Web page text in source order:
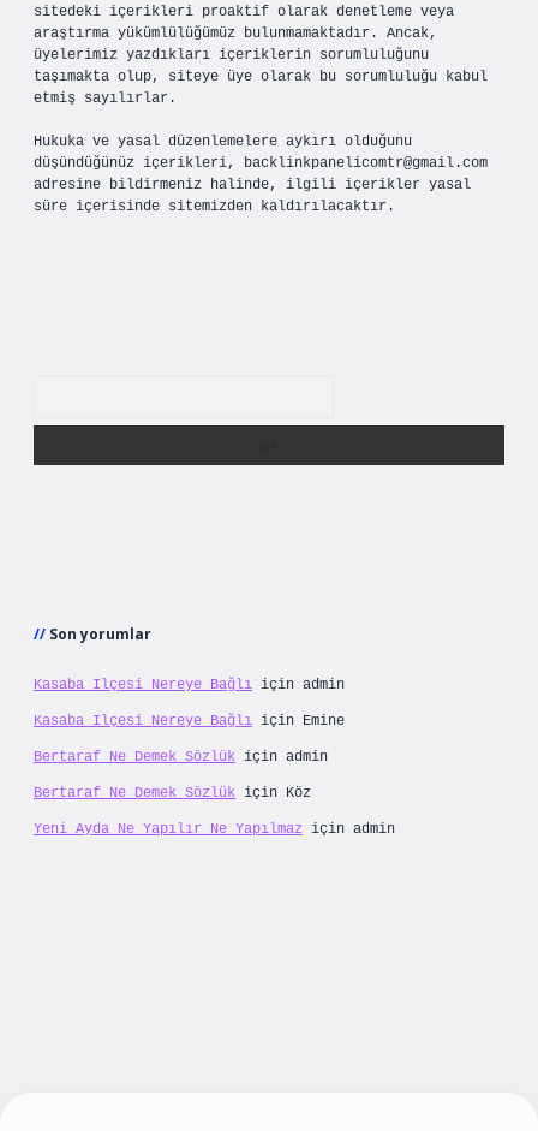
sitedeki içerikleri proaktif olarak denetleme veya
araştırma yükümlülüğümüz bulunmamaktadır. Ancak,
üyelerimiz yazdıkları içeriklerin sorumluluğunu
taşımakta olup, siteye üye olarak bu sorumluluğu kabul
etmiş sayılırlar.
Hukuka ve yasal düzenlemelere aykırı olduğunu
düşündüğünüz içerikleri, backlinkpanelicomtr@gmail.com
adresine bildirmeniz halinde, ilgili içerikler yasal
süre içerisinde sitemizden kaldırılacaktır.
Son yorumlar
Kasaba Ilçesi Nereye Bağlı için admin
Kasaba Ilçesi Nereye Bağlı için Emine
Bertaraf Ne Demek Sözlük için admin
Bertaraf Ne Demek Sözlük için Köz
Yeni Ayda Ne Yapılır Ne Yapılmaz için admin